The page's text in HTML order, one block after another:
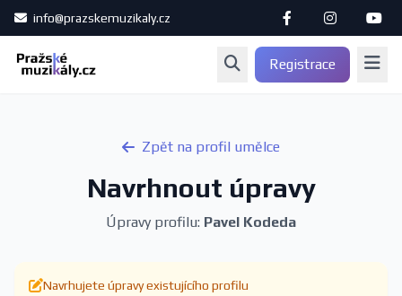
info@prazskemuzikaly.cz
Registrace
Zpět na profil umělce
Navrhnout úpravy
Úpravy profilu: Pavel Kodeda
Navrhujete úpravy existujícího profilu